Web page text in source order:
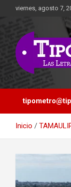
viernes, agosto 7,
Las Letras
Inicio